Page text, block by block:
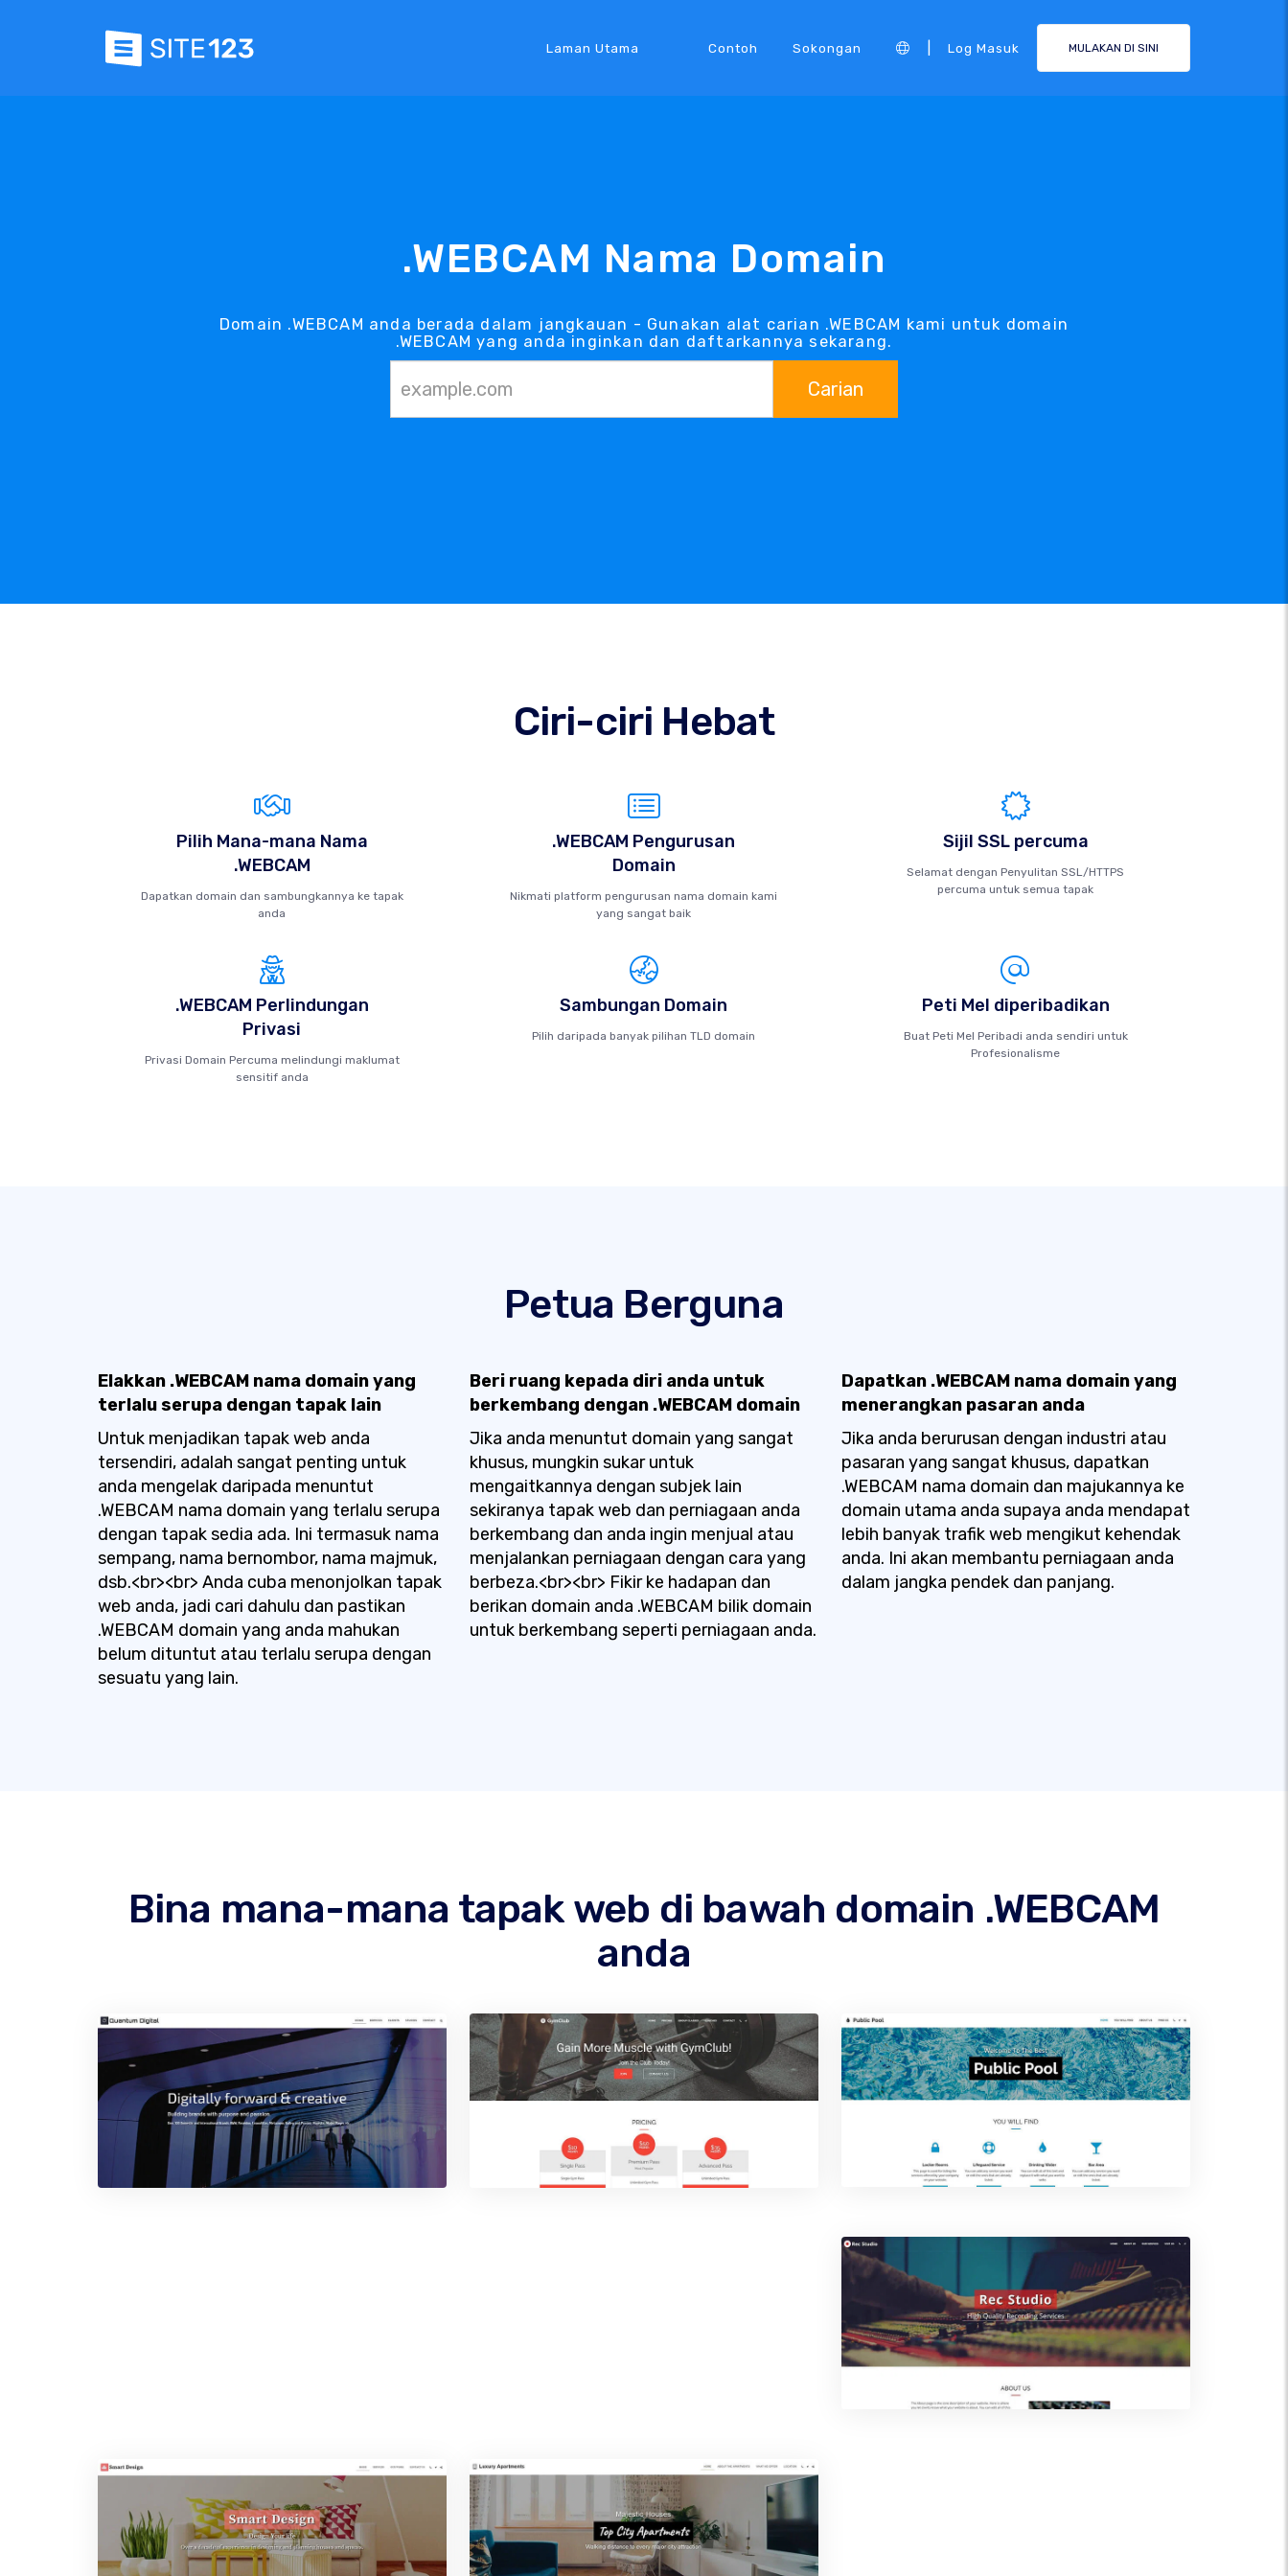
Laman Utama Contoh Sokongan Log Masuk MULAKAN DI SINI
.WEBCAM Nama Domain
Domain .WEBCAM anda berada dalam jangkauan - Gunakan alat carian .WEBCAM kami untuk domain
.WEBCAM yang anda inginkan dan daftarkannya sekarang.
Carian
Ciri-ciri Hebat
Pilih Mana-mana Nama
.WEBCAM
Dapatkan domain dan sambungkannya ke tapak
anda
.WEBCAM Pengurusan
Domain
Nikmati platform pengurusan nama domain kami
yang sangat baik
Sijil SSL percuma
Selamat dengan Penyulitan SSL/HTTPS
percuma untuk semua tapak
.WEBCAM Perlindungan
Privasi
Privasi Domain Percuma melindungi maklumat
sensitif anda
Sambungan Domain
Pilih daripada banyak pilihan TLD domain
Peti Mel diperibadikan
Buat Peti Mel Peribadi anda sendiri untuk
Profesionalisme
Petua Berguna
Elakkan .WEBCAM nama domain yang
terlalu serupa dengan tapak lain
Untuk menjadikan tapak web anda
tersendiri, adalah sangat penting untuk
anda mengelak daripada menuntut
.WEBCAM nama domain yang terlalu serupa
dengan tapak sedia ada. Ini termasuk nama
sempang, nama bernombor, nama majmuk,
dsb.<br><br> Anda cuba menonjolkan tapak
web anda, jadi cari dahulu dan pastikan
.WEBCAM domain yang anda mahukan
belum dituntut atau terlalu serupa dengan
sesuatu yang lain.
Beri ruang kepada diri anda untuk
berkembang dengan .WEBCAM domain
Jika anda menuntut domain yang sangat
khusus, mungkin sukar untuk
mengaitkannya dengan subjek lain
sekiranya tapak web dan perniagaan anda
berkembang dan anda ingin menjual atau
menjalankan perniagaan dengan cara yang
berbeza.<br><br> Fikir ke hadapan dan
berikan domain anda .WEBCAM bilik domain
untuk berkembang seperti perniagaan anda.
Dapatkan .WEBCAM nama domain yang
menerangkan pasaran anda
Jika anda berurusan dengan industri atau
pasaran yang sangat khusus, dapatkan
.WEBCAM nama domain dan majukannya ke
domain utama anda supaya anda mendapat
lebih banyak trafik web mengikut kehendak
anda. Ini akan membantu perniagaan anda
dalam jangka pendek dan panjang.
Bina mana-mana tapak web di bawah domain .WEBCAM
anda